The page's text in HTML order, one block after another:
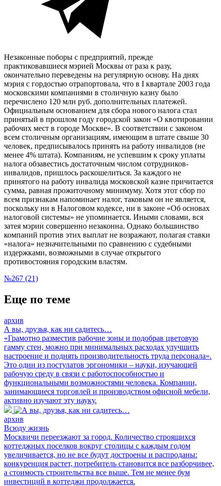
Незаконные поборы с предприятий, прежде
практиковавшиеся мэрией Москвы от раза к разу,
окончательно переведены на регулярную основу. На днях
мэрия с гордостью отрапортовала, что в I квартале 2003 года
московскими компаниями в столичную казну было
перечислено 120 млн руб. дополнительных платежей.
Официальным основанием для сбора нового налога стал
принятый в прошлом году городской закон «О квотировании
рабочих мест в городе Москве». В соответствии с законом
всем столичным организациям, имеющим в штате свыше 30
человек, предписывалось принять на работу инвалидов (не
менее 4% штата). Компаниям, не успевшим к сроку уплаты
налога обзавестись достаточным числом сотрудников-
инвалидов, пришлось раскошелиться. За каждого не
принятого на работу инвалида московской казне причитается
сумма, равная прожиточному минимуму. Хотя этот сбор по
всем признакам напоминает налог, таковым он не является,
поскольку ни в Налоговом кодексе, ни в законе «Об основах
налоговой системы» не упоминается. Иными словами, вся
затея мэрии совершенно незаконна. Однако большинство
компаний против этих выплат не возражают, полагая ставки
«налога» незначительными по сравнению с судебными
издержками, возможными в случае открытого
противостояния городским властям.
№267 (21)
Еще по теме
архив
А вы, друзья, как ни садитесь…
«Грамотно разместив рабочие зоны и подобрав цветовую
гамму стен, можно при минимальных расходах улучшить
настроение и поднять производительность труда персонала».
Это один из постулатов эргономики – науки, изучающей
рабочую среду в связи с работоспособностью и
функциональными возможностями человека. Компании,
занимающиеся торговлей и производством офисной мебели,
активно изучают эту науку.
архив
Всюду жизнь
Москвичи переезжают за город. Количество строящихся
коттеджных поселков вокруг столицы с каждым годом
увеличивается, но не все будут достроены и распроданы:
конкуренция растет, потребитель становится все разборчивее,
а стоимость строительства все выше. Тем не менее бум
инвестиций в коттеджи продолжается.